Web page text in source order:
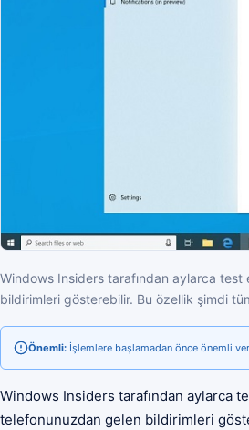
Windows Insiders tarafından aylarca
bildirimleri gösterebilir. Bu özellik şimdi
Önemli: İşlemlere başlamadan önce önemli
Windows Insiders tarafından aylarca
telefonunuzdan gelen bildirimleri